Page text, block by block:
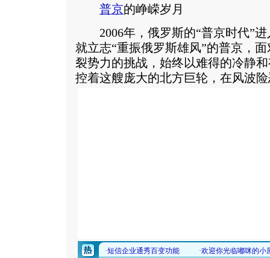
普京的峥嵘岁月
2006年，俄罗斯的“普京时代”进
就立志“重振俄罗斯雄风”的普京，
裂势力的挑战，始终以难得的冷静
控着这艘庞大的北方巨轮，在风波